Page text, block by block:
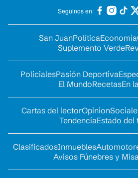
Seguinos en:
San JuanPolíticaEconomía
Suplemento Verde
PolicialesPasión Deportiva
El MundoRecetasEn
Cartas del lectorOpinion
TendenciaEstado del
ClasificadosInmuebles
Avisos Fúnebres y